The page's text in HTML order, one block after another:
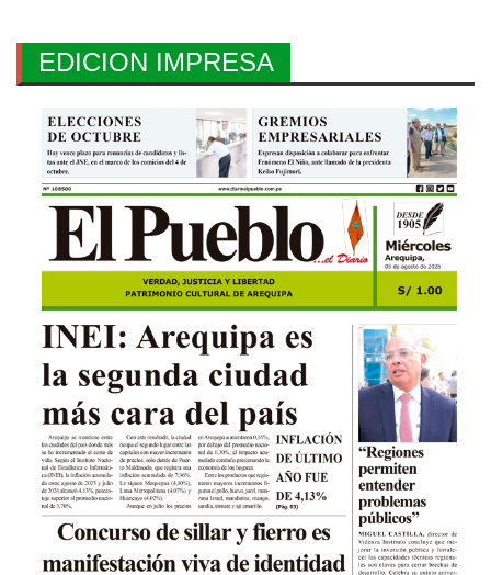
EDICION IMPRESA